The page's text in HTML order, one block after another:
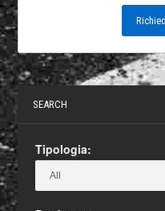
SEARCH
Tipologia: